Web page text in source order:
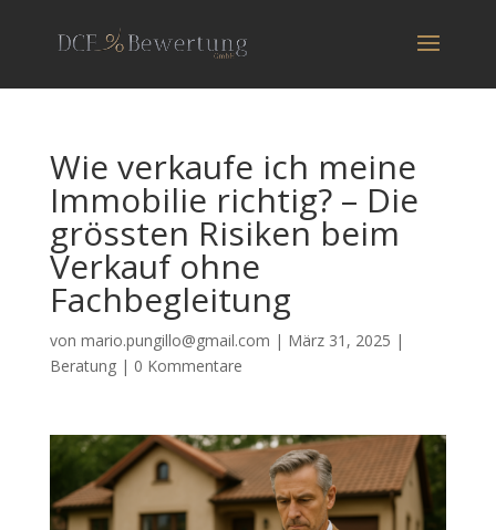
Wie verkaufe ich meine
Immobilie richtig? – Die
grössten Risiken beim
Verkauf ohne
Fachbegleitung
von mario.pungillo@gmail.com | März 31, 2025 |
Beratung| 0 Kommentare